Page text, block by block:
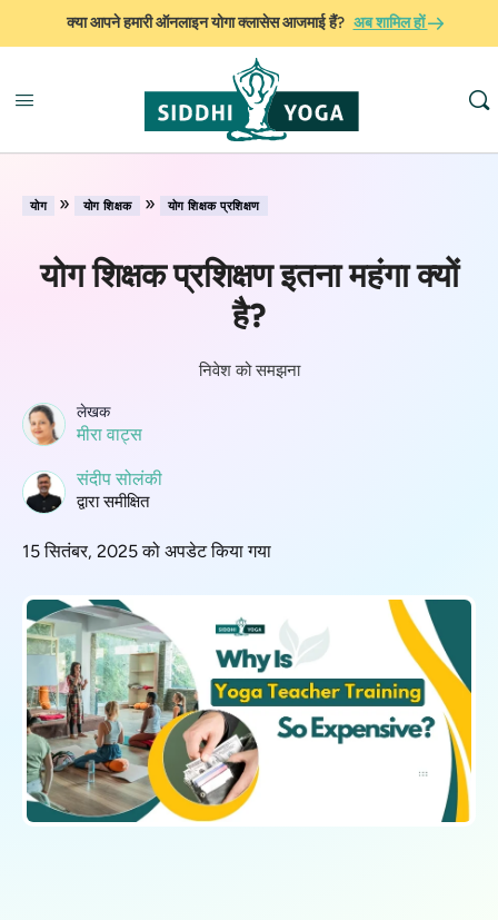
क्या आपने हमारी ऑनलाइन योगा क्लासेस आजमाई हैं? अब शामिल हों
योग » योग शिक्षक » योग शिक्षक प्रशिक्षण
योग शिक्षक प्रशिक्षण इतना महंगा क्यों
है?
निवेश को समझना
लेखक
मीरा वाट्स
संदीप सोलंकी
द्वारा समीक्षित
15 सितंबर, 2025 को अपडेट किया गया